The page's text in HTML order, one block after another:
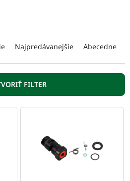
Najpredávanejšie Abecedne
FILTER